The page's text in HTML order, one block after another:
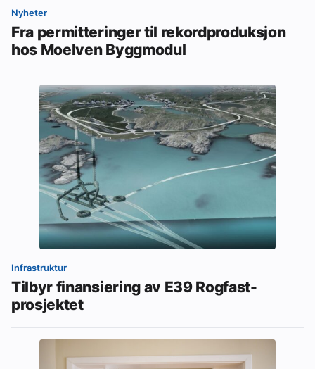
Nyheter
Fra permitteringer til rekordproduksjon
hos Moelven Byggmodul
Infrastruktur
Tilbyr finansiering av E39 Rogfast-
prosjektet